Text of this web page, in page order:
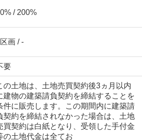
/ 200%
画 / -
要
の土地は、土地売買契約後3ヵ月以内
建物の建築請負契約を締結することを
件に販売します。この期間内に建築請
契約を締結されなかった場合は、土地
買契約は白紙となり、受領した手付金
の土地代金は全てお